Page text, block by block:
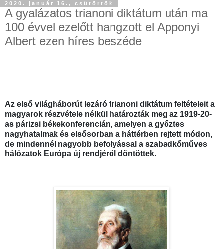
2020. január 16., csütörtök
A gyalázatos trianoni diktátum után ma
100 évvel ezelőtt hangzott el Apponyi
Albert ezen híres beszéde
Az első világháborút lezáró trianoni diktátum feltételeit a
magyarok részvétele nélkül határozták meg az 1919-20-
as párizsi békekonferencián, amelyen a győztes
nagyhatalmak és elsősorban a háttérben rejtett módon,
de mindennél nagyobb befolyással a szabadkőműves
hálózatok Európa új rendjéről döntöttek.